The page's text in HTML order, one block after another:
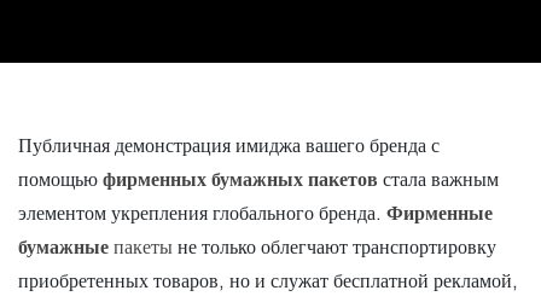
Публичная демонстрация имиджа вашего бренда с
помощью фирменных бумажных пакетов стала важным
элементом укрепления глобального бренда. Фирменные
бумажные пакеты не только облегчают транспортировку
приобретенных товаров, но и служат бесплатной рекламой,